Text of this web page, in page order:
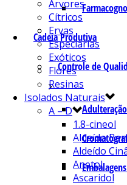
Cadeia Produtiva
Controle de
Adulteração
Árvores
Cítricos
Ervas
Especiarias
Exóticos
Flores
Resinas
Isolados Naturais
A – D
1.8-cineol
Aldeído
Aldeído
Anetol
Ascaridol